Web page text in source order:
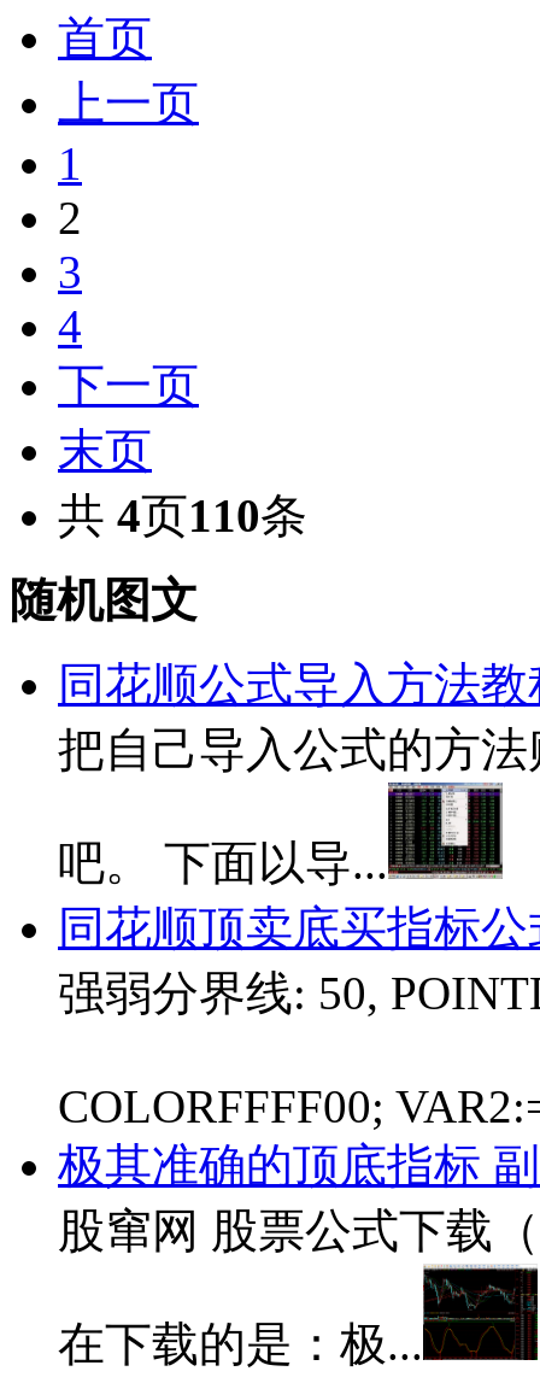
首页
上一页
1
2
3
4
下一页
末页
共 4页110条
随机图文
同花顺公式导入方法教
把自己导入公式的方
吧。 下面以导...
同花顺顶卖底买指标公
强弱分界线: 50,
COLORFFFF00;
极其准确的顶底指标 副
股窜网 股票公式下载
在下载的是：极...